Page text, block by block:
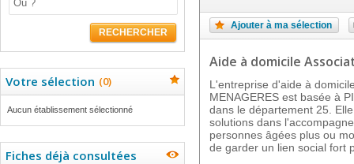
RECHERCHER
Votre sélection (0)
Aucun établissement sélectionné
Fiches déjà consultées
Ajouter à ma sélection
Aide à domicile
L'entreprise d'aide à
MENAGERES est basée à
dans le département 25.
solutions dans
personnes âgées plus ou
de garder un lien social fort